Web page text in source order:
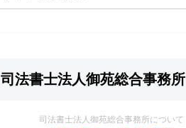
司法書士法人御苑総合事務所
司法書士法人御苑総合事務所について